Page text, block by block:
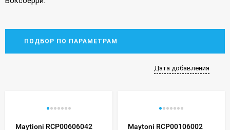
ПОДБОР ПО ПАРАМЕТРАМ
Дата добавления
Maytioni RCP00606042
Maytoni RCP00106002